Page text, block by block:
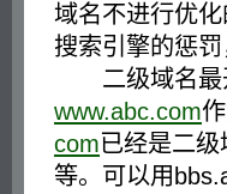
域名不进行优
搜索引擎的惩罚
二级域名最
www.abc.com
com已经是二
等。可以用